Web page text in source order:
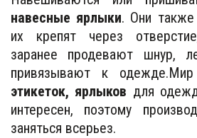
навесные ярлыки. Они также
их крепят через
заранее продевают шнур,
привязывают к
этикеток, ярлыков для
интересен, поэтому
заняться всерьез.